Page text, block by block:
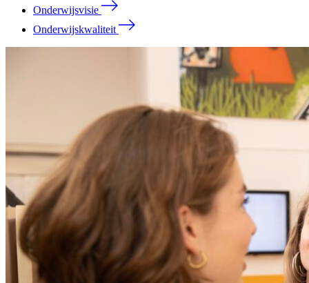
Onderwijsvisie
Onderwijskwaliteit